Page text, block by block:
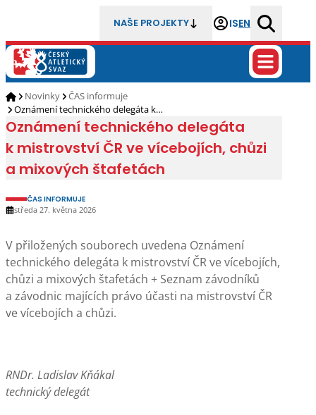
NAŠE PROJEKTY ISEN
Novinky
ČAS informuje
Oznámení technického delegáta k…
Oznámení technického delegáta
k mistrovství ČR ve vícebojích, chůzi
a mixových štafetách
ČAS INFORMUJE
středa 27. května 2026
V přiložených souborech uvedena Oznámení
technického delegáta k mistrovství ČR ve vícebojích,
chůzi a mixových štafetách + Seznam závodníků
a závodnic majících právo účasti na mistrovství ČR
ve vícebojích a chůzi.
RNDr. Ladislav Kňákal
technický delegát